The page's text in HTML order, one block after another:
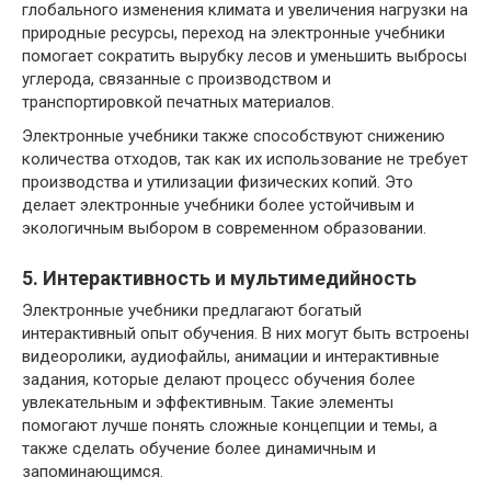
глобального изменения климата и увеличения нагрузки на
природные ресурсы, переход на электронные учебники
помогает сократить вырубку лесов и уменьшить выбросы
углерода, связанные с производством и
транспортировкой печатных материалов.
Электронные учебники также способствуют снижению
количества отходов, так как их использование не требует
производства и утилизации физических копий. Это
делает электронные учебники более устойчивым и
экологичным выбором в современном образовании.
5. Интерактивность и мультимедийность
Электронные учебники предлагают богатый
интерактивный опыт обучения. В них могут быть встроены
видеоролики, аудиофайлы, анимации и интерактивные
задания, которые делают процесс обучения более
увлекательным и эффективным. Такие элементы
помогают лучше понять сложные концепции и темы, а
также сделать обучение более динамичным и
запоминающимся.